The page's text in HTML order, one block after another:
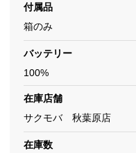
付属品
箱のみ
バッテリー
100%
在庫店舗
サクモバ 秋葉原店
在庫数